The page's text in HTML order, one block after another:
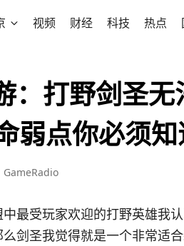
视频 财经 科技 热点
：打野剑圣无
弱点你必须
GameRadio
最受玩家欢迎的打野英雄我
剑圣我觉得就是一个非常适